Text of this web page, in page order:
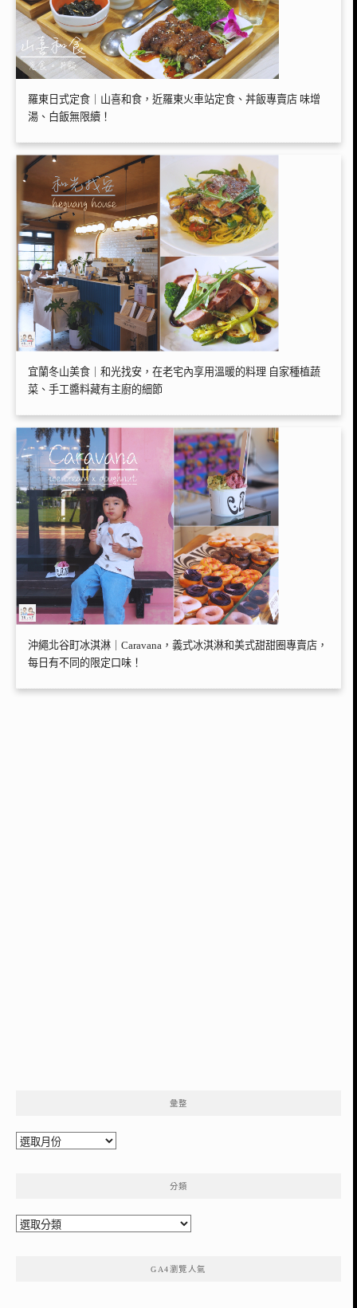
羅東日式定食｜山喜和食，近羅東火車站定食、丼飯專賣店 味增
湯、白飯無限續！
宜蘭冬山美食｜和光找安，在老宅內享用溫暖的料理 自家種植蔬
菜、手工醬料藏有主廚的細節
沖繩北谷町冰淇淋｜Caravana，義式冰淇淋和美式甜甜圈專賣店，
每日有不同的限定口味！
彙整
彙
分類
分
GA4瀏覽人氣